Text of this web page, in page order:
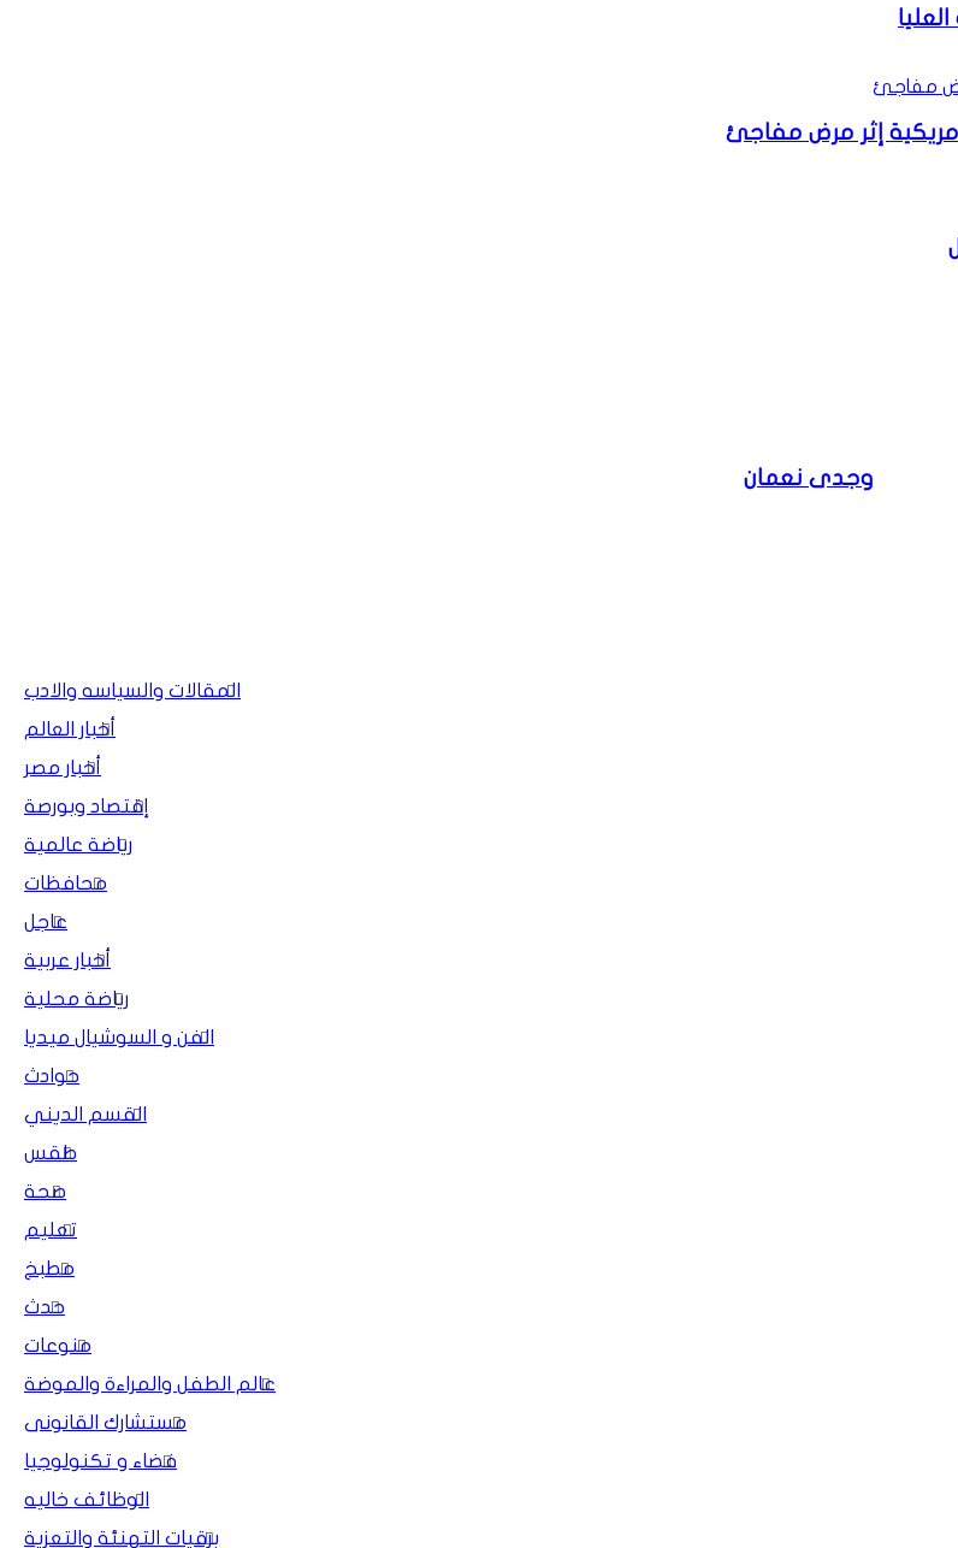
إثر مرض مفاجئ
وجدى نعمان
المقالات والسياسه والادب
أخبار العالم
أخبار مصر
إقتصاد وبورصة
رياضة عالمية
محافظات
عاجل
أخبار عربية
رياضة محلية
الفن و السوشيال ميديا
حوادث
القسم الديني
طقس
صحة
تعليم
مطبخ
حدث
منوعات
عالم الطفل والمراءة والموضة
مستشارك القانونى
فضاء و تكنولوجيا
الوظائف خاليه
برقيات التهنئة والتعزية